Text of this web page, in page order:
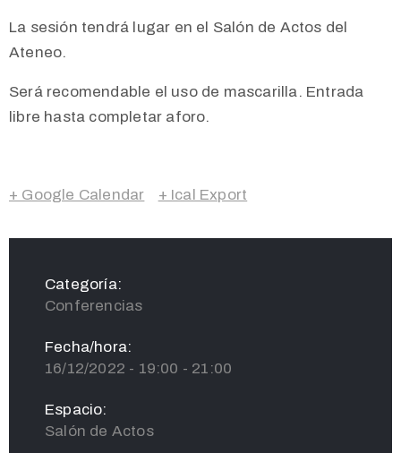
La sesión tendrá lugar en el Salón de Actos del
Ateneo.
Será recomendable el uso de mascarilla. Entrada
libre hasta completar aforo.
+ Google Calendar + Ical Export
Categoría:
Conferencias
Fecha/hora:
16/12/2022 - 19:00 - 21:00
Espacio:
Salón de Actos